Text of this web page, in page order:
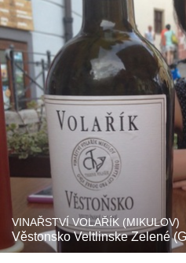
VINAŘSTVÍ VOLAŘÍK (MIKULOV)
Věstonsko Veltlinske Zelené